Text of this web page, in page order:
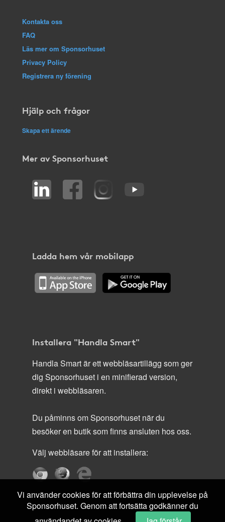
Kontakta oss
FAQ
Läs mer om Sponsorhuset
Privacy Policy
Registrera ny förening
Hjälp och frågor
Skapa ett ärende
Mer av Sponsorhuset
Ladda hem vår mobilapp
Installera "Handla Smart"
Handla Smart är ett webbläsartillägg som ger
dig Sponsorhuset i en minifierad version,
direkt i webbläsaren.
Du påminns om Sponsorhuset när du
besöker en butik som finns ansluten hos oss.
Välj webbläsare för att installera:
Vi använder cookies för att förbättra din upplevelse på
Sponsorhuset. Genom att fortsätta godkänner du